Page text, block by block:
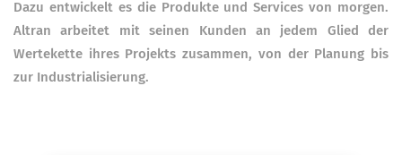
Dazu entwickelt es die Produkte und Services von morgen.
Altran arbeitet mit seinen Kunden an jedem Glied der
Wertekette ihres Projekts zusammen, von der Planung bis
zur Industrialisierung.